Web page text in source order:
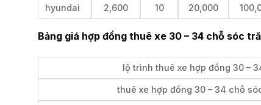
hyundai 2,600 10 20,000
Bảng giá hợp đồng thuê xe 30 – 34 chỗ sóc
lộ trình thuê xe hợp đồng 30 –
thuê xe hợp đồng 30 – 34 chỗ